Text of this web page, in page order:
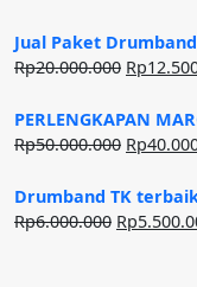
Jual Paket
Rp20.000.000 Harga
adalah:
Rp
PERLENGKAPAN
Rp50.000.000 Harga
adalah:
Rp
Drumband TK
Rp6.000.000 Harga
Rp